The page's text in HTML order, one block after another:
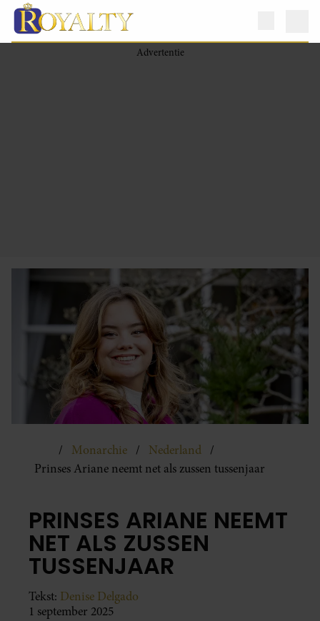
Monarchie
Nederland
Prinses Ariane neemt net als zussen tussenjaar
PRINSES ARIANE NEEMT
NET ALS ZUSSEN
TUSSENJAAR
Tekst: Denise Delgado
1 september 2025